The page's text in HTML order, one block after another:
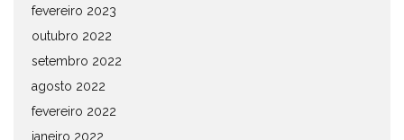
fevereiro 2023
outubro 2022
setembro 2022
agosto 2022
fevereiro 2022
janeiro 2022